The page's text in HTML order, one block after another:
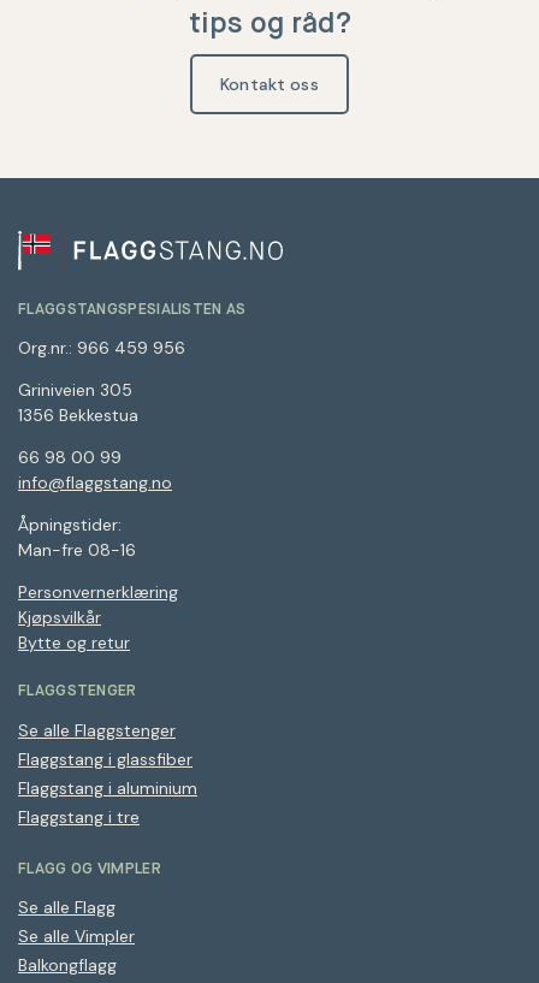
tips og råd?
Kontakt oss
FLAGGSTANGSPESIALISTEN AS
Org.nr.: 966 459 956
Griniveien 305
1356 Bekkestua
66 98 00 99
info@flaggstang.no
Åpningstider:
Man-fre 08-16
Personvernerklæring
Kjøpsvilkår
Bytte og retur
FLAGGSTENGER
Se alle Flaggstenger
Flaggstang i glassfiber
Flaggstang i aluminium
Flaggstang i tre
FLAGG OG VIMPLER
Se alle Flagg
Se alle Vimpler
Balkongflagg